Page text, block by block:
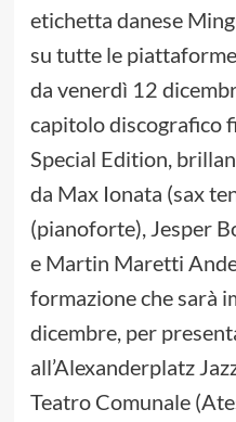
etichetta danese
su tutte le
da venerdì 12
capitolo discografico
Special Edition,
da Max Ionata (sax
(pianoforte), Jesper
e Martin Maretti
formazione che sarà
dicembre, per
all’Alexanderplatz
Teatro Comunale